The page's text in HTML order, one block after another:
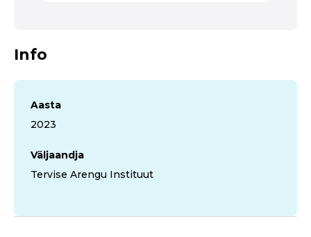
Info
Aasta
2023
Väljaandja
Tervise Arengu Instituut